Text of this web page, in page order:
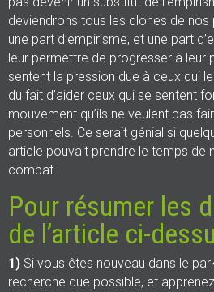
deviendrons tous les clones de
une part d’empirisme, et une part
leur permettre de progresser à leur
sentent la pression due à ceux qui
du fait d’aider ceux qui se sentent
mouvement qu’ils ne veulent pas
personnels. Ce serait génial si
article pouvait prendre le temps de
combat.
Pour résumer les
de l’article ci-
1) Si vous êtes nouveau dans le
recherche que possible, et